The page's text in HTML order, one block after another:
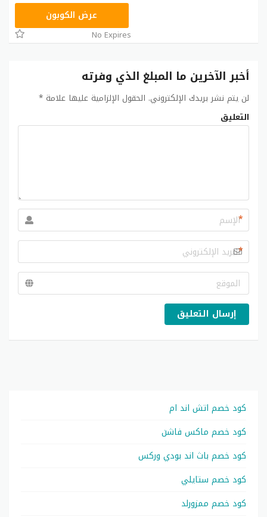
عرض الكوبون
No Expires
أخبر الآخرين ما المبلغ الذي وفرته
لن يتم نشر بريدك الإلكتروني. الحقول الإلزامية عليها علامة *
التعليق
*
*
إرسال التعليق
كود خصم اتش اند ام
كود خصم ماكس فاشن
كود خصم باث اند بودي وركس
كود خصم ستايلي
كود خصم ممزورلد